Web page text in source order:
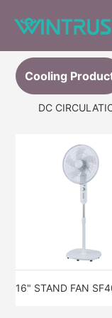
Cooling
DC